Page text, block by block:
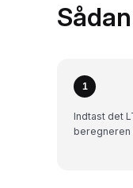
1
Indtast det
beregneren